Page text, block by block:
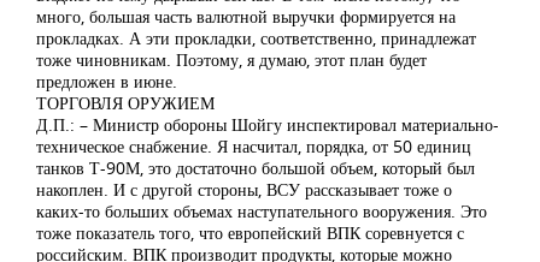
много, большая часть валютной выручки формируется на
прокладках. А эти прокладки, соответственно, принадлежат
тоже чиновникам. Поэтому, я думаю, этот план будет
предложен в июне.
ТОРГОВЛЯ ОРУЖИЕМ
Д.П.: – Министр обороны Шойгу инспектировал материально-
техническое снабжение. Я насчитал, порядка, от 50 единиц
танков Т-90М, это достаточно большой объем, который был
накоплен. И с другой стороны, ВСУ рассказывает тоже о
каких-то больших объемах наступательного вооружения. Это
тоже показатель того, что европейский ВПК соревнуется с
российским. ВПК производит продукты, которые можно